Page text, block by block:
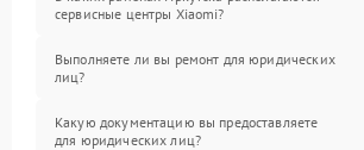
сервисные центры Xiaomi?
Выполняете ли вы ремонт для юридических
лиц?
Какую документацию вы предоставляете
для юридических лиц?